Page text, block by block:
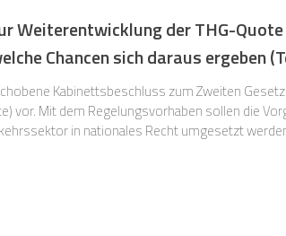
Weiterentwicklung der THG-
Chancen sich daraus ergeben
Kabinettsbeschluss zum Zweiten
vor. Mit dem Regelungsvorhaben sollen die
in nationales Recht umgesetzt